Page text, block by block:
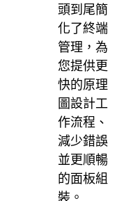
頭到尾簡
化了終端
管理，為
您提供更
快的原理
圖設計工
作流程、
減少錯誤
並更順暢
的面板組
裝。